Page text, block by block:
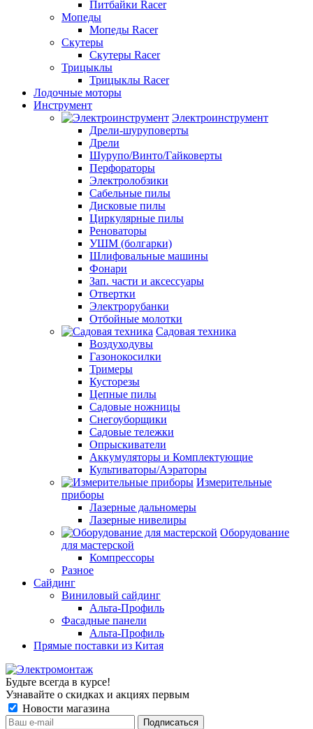
Питбайки Racer
Мопеды
Мопеды Racer
Скутеры
Скутеры Racer
Трицыклы
Трицыклы Racer
Лодочные моторы
Инструмент
Электроинструмент
Дрели-шуруповерты
Дрели
Шурупо/Винто/Гайковерты
Перфораторы
Электролобзики
Сабельные пилы
Дисковые пилы
Циркулярные пилы
Реноваторы
УШМ (болгарки)
Шлифовальные машины
Фонари
Зап. части и аксессуары
Отвертки
Электрорубанки
Отбойные молотки
Садовая техника
Воздуходувы
Газонокосилки
Тримеры
Кусторезы
Цепные пилы
Садовые ножницы
Снегоуборщики
Садовые тележки
Опрыскиватели
Аккумуляторы и Комплектующие
Культиваторы/Аэраторы
Измерительные
приборы
Лазерные дальномеры
Лазерные нивелиры
Оборудование
для мастерской
Компрессоры
Разное
Сайдинг
Виниловый сайдинг
Альта-Профиль
Фасадные панели
Альта-Профиль
Прямые поставки из Китая
Будьте всегда в курсе!
Узнавайте о скидках и акциях первым
Новости магазина